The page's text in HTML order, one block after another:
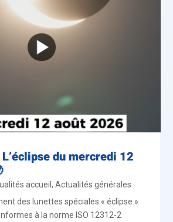
du mercredi 12
accueil,Actualités générales
des lunettes spéciales « éclipse »
à la norme ISO 12312-2